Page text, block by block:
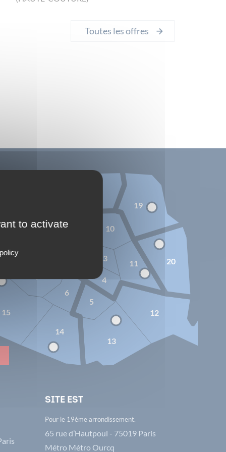
Toutes les offres
5
12
13
11
10
3
4
20
19
14
15
6
Site Est
Pour le 19ème arrondissement.
65 rue d’Hautpoul - 75019 Paris
Métro Métro Ourcq
to activate